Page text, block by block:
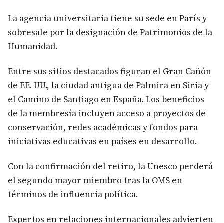
La agencia universitaria tiene su sede en París y
sobresale por la designación de Patrimonios de la
Humanidad.
Entre sus sitios destacados figuran el Gran Cañón
de EE. UU., la ciudad antigua de Palmira en Siria y
el Camino de Santiago en España. Los beneficios
de la membresía incluyen acceso a proyectos de
conservación, redes académicas y fondos para
iniciativas educativas en países en desarrollo.
Con la confirmación del retiro, la Unesco perderá
el segundo mayor miembro tras la OMS en
términos de influencia política.
Expertos en relaciones internacionales advierten